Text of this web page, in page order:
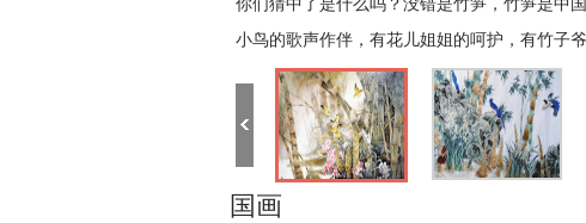
你们猜中了是什么吗？没错是竹笋 ，竹笋是中
小鸟的歌声作伴，有花儿姐姐的呵护，有竹子爷
国画